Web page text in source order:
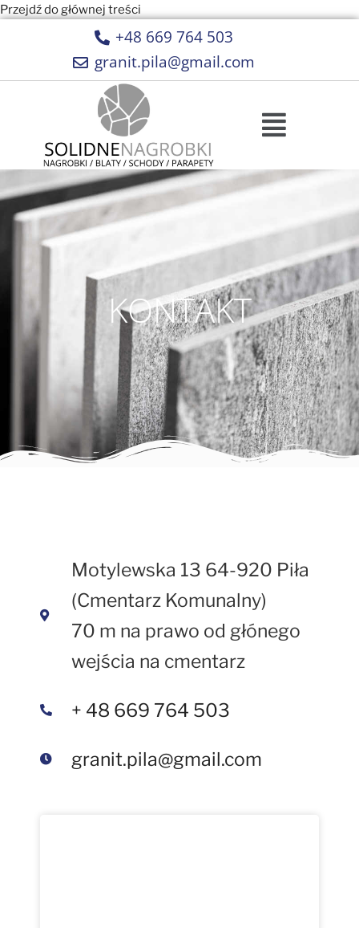
Przejdź do głównej treści
+48 669 764 503
granit.pila@gmail.com
KONTAKT
Motylewska 13 64-920 Piła
(Cmentarz Komunalny)
70 m na prawo od głónego
wejścia na cmentarz
+ 48 669 764 503
granit.pila@gmail.com